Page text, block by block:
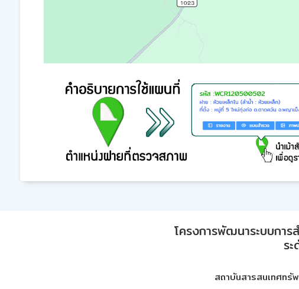
โครงการพัฒนาระบบการ
ร
สถาบันสารสนเทศทรั